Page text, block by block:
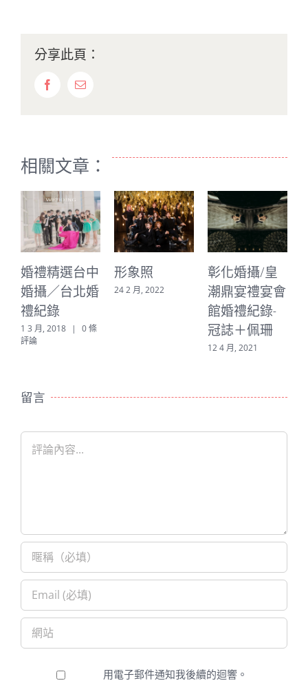
分享此頁：
FacebookEmail:
相關文章：
婚禮精選台中
婚攝／台北婚
禮紀錄
1 3 月, 2018 |
0 條
評論
形象照
24 2 月, 2022
彰化婚攝/皇
潮鼎宴禮宴會
館婚禮紀錄-
冠誌＋佩珊
12 4 月, 2021
留言
Comment
用電子郵件通知我後續的迴響。